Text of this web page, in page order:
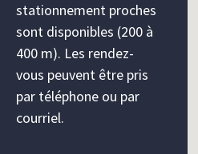
stationnement proches
sont disponibles (200 à
400 m). Les rendez-
vous peuvent être pris
par téléphone ou par
courriel.